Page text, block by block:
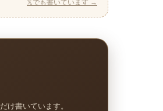
𝕏でも書いています →
け書いています。